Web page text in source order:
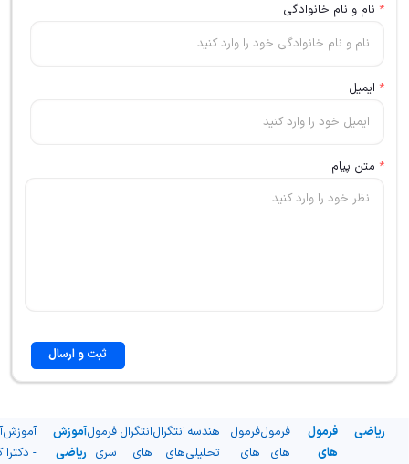
* نام و نام خانوادگی
* ایمیل
* متن پیام
ثبت و ارسال
ریاضی
فرمول
های
فرمول
های
فرمول
های
هندسه
تحلیلی
انتگرال
های
انتگرال
های
فرمول
سری
آموزش
ریاضی
آموزش
- دکترا